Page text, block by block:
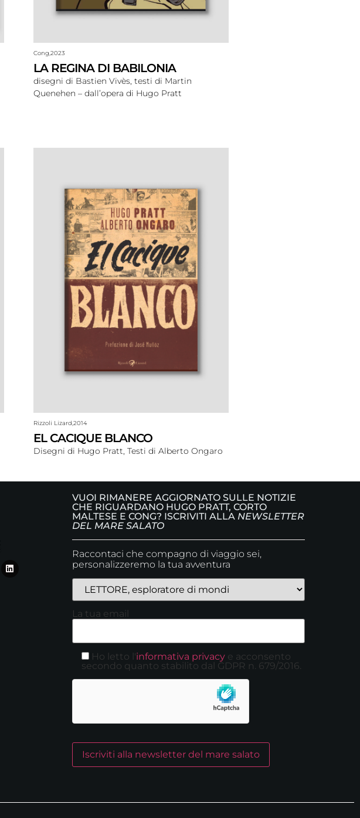
Cong,2023
LA REGINA DI BABILONIA
disegni di Bastien Vivès, testi di Martin
Quenehen – dall’opera di Hugo Pratt
Rizzoli Lizard, 2014
EL CACIQUE BLANCO
Disegni di Hugo Pratt, Testi di Alberto Ongaro
VUOI RIMANERE AGGIORNATO SULLE NOTIZIE
CHE RIGUARDANO HUGO PRATT, CORTO
MALTESE E CONG? ISCRIVITI ALLA NEWSLETTER
DEL MARE SALATO
Raccontaci che compagno di viaggio sei,
personalizzeremo la tua avventura
La tua email
Ho letto l'informativa privacy e acconsento
secondo quanto stabilito dal GDPR n. 679/2016.